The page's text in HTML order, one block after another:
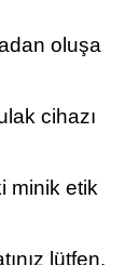
oluşa
cihazı
minik etik
lütfen.